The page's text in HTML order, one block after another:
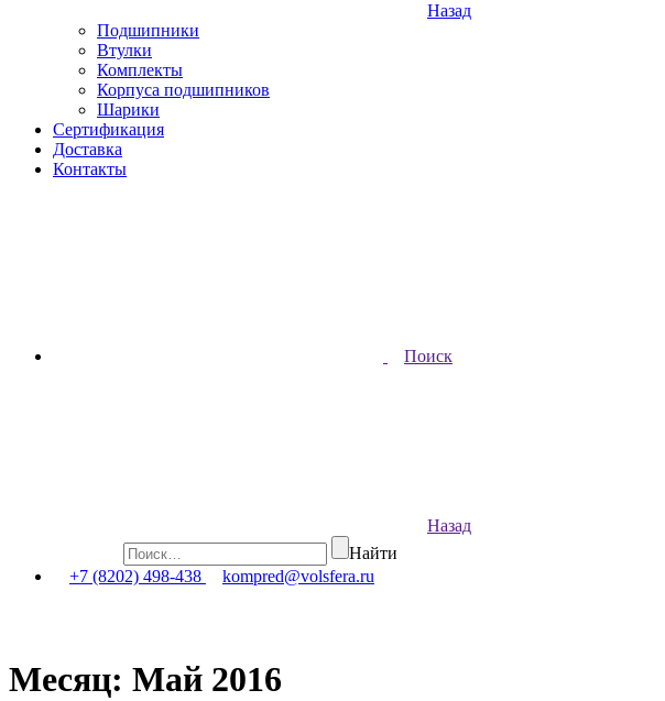
Назад
Подшипники
Втулки
Комплекты
Корпуса подшипников
Шарики
Сертификация
Доставка
Контакты
Поиск
Назад
Найти
+7 (8202) 498-438
kompred@volsfera.ru
Месяц: Май 2016